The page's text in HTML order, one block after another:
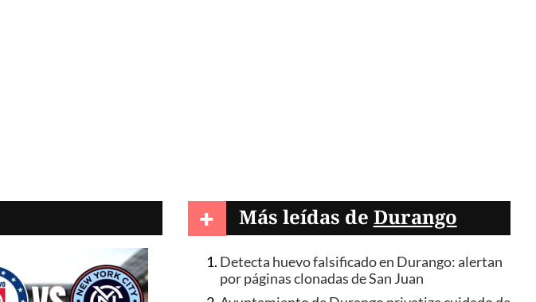
+ Más leídas de Durango
Detecta huevo falsificado en Durango: alertan
por páginas clonadas de San Juan